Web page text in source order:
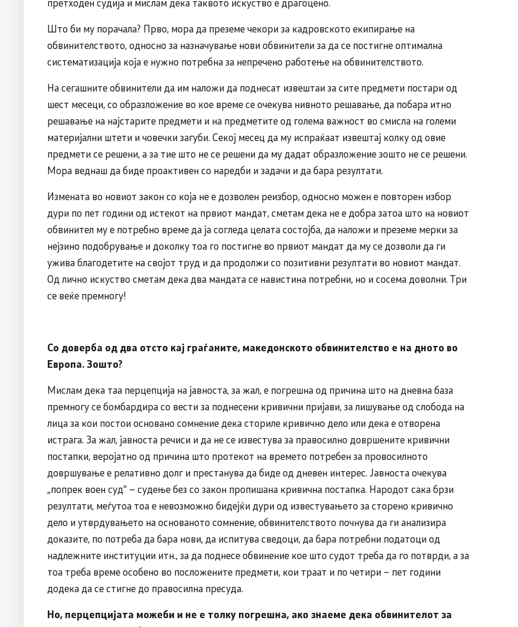
Што би му порачала? Прво, мора да преземе чекори за кадровското екипирање на
обвинителството, односно за назначување нови обвинители за да се постигне оптимална
систематизација која е нужно потребна за непречено работење на обвинителството.
На сегашните обвинители да им наложи да поднесат извештаи за сите предмети постари од
шест месеци, со образложение во кое време се очекува нивното решавање, да побара итно
решавање на најстарите предмети и на предметите од голема важност во смисла на големи
материјални штети и човечки загуби. Секој месец да му испраќаат извештај колку од овие
предмети се решени, а за тие што не се решени да му дадат образложение зошто не се решени.
Мора веднаш да биде проактивен со наредби и задачи и да бара резултати.
Измената во новиот закон со која не е дозволен реизбор, односно можен е повторен избор
дури по пет години од истекот на првиот мандат, сметам дека не е добра затоа што на новиот
обвинител му е потребно време да ја согледа целата состојба, да наложи и преземе мерки за
нејзино подобрување и доколку тоа го постигне во првиот мандат да му се дозволи да ги
ужива благодетите на својот труд и да продолжи со позитивни резултати во новиот мандат.
Од лично искуство сметам дека два мандата се навистина потребни, но и сосема доволни. Три
се веќе премногу!
Со доверба од два отсто кај граѓаните, македонското обвинителство е на дното во
Европа. Зошто?
Мислам дека таа перцепција на јавноста, за жал, е погрешна од причина што на дневна база
премногу се бомбардира со вести за поднесени кривични пријави, за лишување од слобода на
лица за кои постои основано сомнение дека сториле кривично дело или дека е отворена
истрага. За жал, јавноста речиси и да не се известува за правосилно довршените кривични
постапки, веројатно од причина што протекот на времето потребен за провосилното
довршување е релативно долг и престанува да биде од дневен интерес. Јавноста очекува
„попрек воен суд“ – судење без со закон пропишана кривична постапка. Народот сака брзи
резултати, меѓутоа тоа е невозможно бидејќи дури од известувањето за сторено кривично
дело и утврдувањето на основаното сомнение, обвинителството почнува да ги анализира
доказите, по потреба да бара нови, да испитува сведоци, да бара потребни податоци од
надлежните институции итн., за да поднесе обвинение кое што судот треба да го потврди, а за
тоа треба време особено во посложените предмети, кои траат и по четири – пет години
додека да се стигне до правосилна пресуда.
Но, перцепцијата можеби и не е толку погрешна, ако знаеме дека обвинителот за